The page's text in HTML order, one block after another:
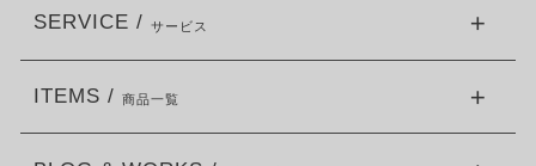
SERVICE / サービス
ITEMS / 商品一覧